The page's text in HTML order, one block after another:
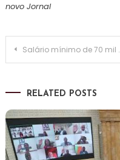
novo Jornal
Navegação
Salário mínimo de 70 mil Kz sobe para 100 mil Kz em Setembro
RELATED POSTS